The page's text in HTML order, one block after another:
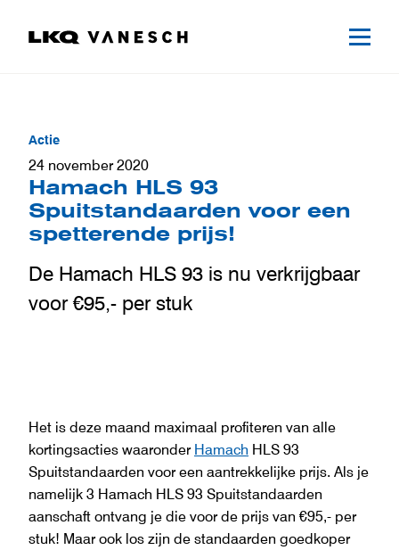
Actie
24 november 2020
Hamach HLS 93
Spuitstandaarden voor een
spetterende prijs!
De Hamach HLS 93 is nu verkrijgbaar
voor €95,- per stuk
Het is deze maand maximaal profiteren van alle
kortingsacties waaronder Hamach HLS 93
Spuitstandaarden voor een aantrekkelijke prijs. Als je
namelijk 3 Hamach HLS 93 Spuitstandaarden
aanschaft ontvang je die voor de prijs van €95,- per
stuk! Maar ook los zijn de standaarden goedkoper